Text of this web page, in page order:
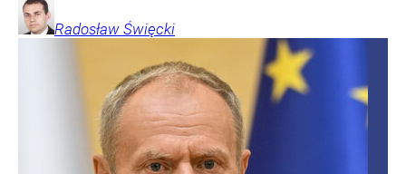
Radosław Święcki